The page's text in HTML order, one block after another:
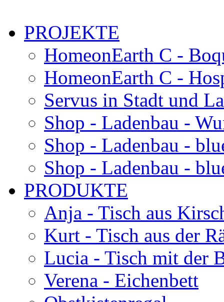
PROJEKTE
HomeonEarth C -
HomeonEarth C -
Servus in Stadt und
Shop - Ladenbau -
Shop - Ladenbau -
Shop - Ladenbau -
PRODUKTE
Anja - Tisch aus
Kurt - Tisch aus der
Lucia - Tisch mit der
Verena - Eichenbett